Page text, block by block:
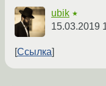
ubik ★
15.03.2019
Ссылка